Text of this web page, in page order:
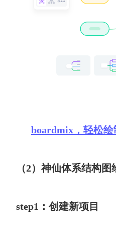
boardmix，轻松
（2）神仙体系结构图
step1：创建新项目